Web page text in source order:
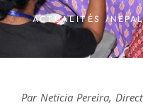
ACTUALITÉS /NEPAL
Par Neticia Pereira,